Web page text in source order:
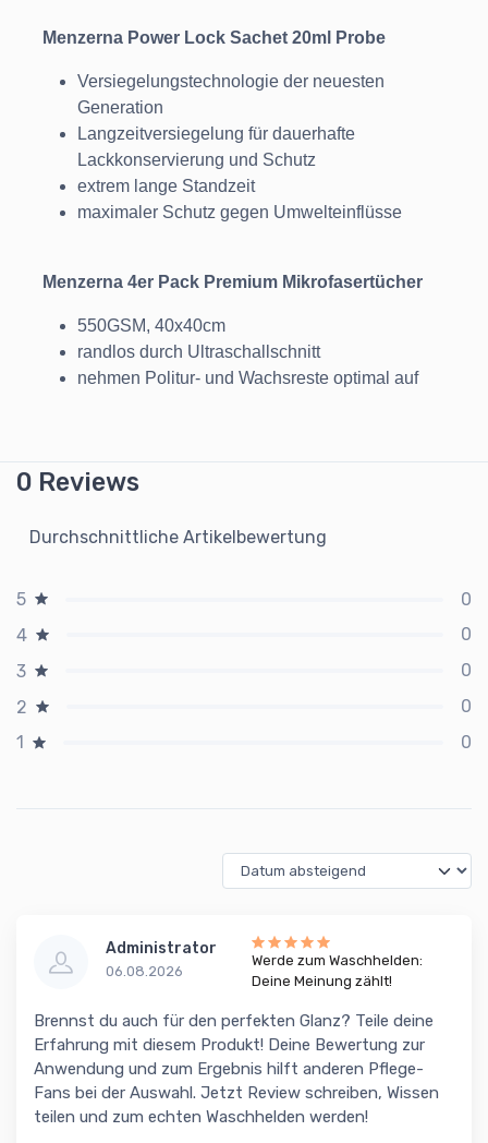
Menzerna Power Lock Sachet 20ml Probe
Versiegelungstechnologie der neuesten
Generation
Langzeitversiegelung für dauerhafte
Lackkonservierung und Schutz
extrem lange Standzeit
maximaler Schutz gegen Umwelteinflüsse
Menzerna 4er Pack Premium Mikrofasertücher
550GSM, 40x40cm
randlos durch Ultraschallschnitt
nehmen Politur- und Wachsreste optimal auf
0 Reviews
Durchschnittliche Artikelbewertung
5
0
4
0
3
0
2
0
1
0
Administrator
06.08.2026
Werde zum Waschhelden:
Deine Meinung zählt!
Brennst du auch für den perfekten Glanz? Teile deine
Erfahrung mit diesem Produkt! Deine Bewertung zur
Anwendung und zum Ergebnis hilft anderen Pflege-
Fans bei der Auswahl. Jetzt Review schreiben, Wissen
teilen und zum echten Waschhelden werden!